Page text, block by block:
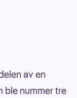
av en
ble nummer tre